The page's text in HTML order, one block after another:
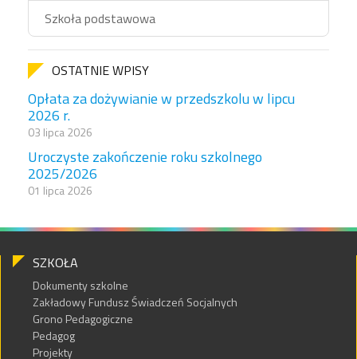
Szkoła podstawowa
OSTATNIE WPISY
Opłata za dożywianie w przedszkolu w lipcu
2026 r.
03 lipca 2026
Uroczyste zakończenie roku szkolnego
2025/2026
01 lipca 2026
SZKOŁA
Dokumenty szkolne
Zakładowy Fundusz Świadczeń Socjalnych
Grono Pedagogiczne
Pedagog
Projekty